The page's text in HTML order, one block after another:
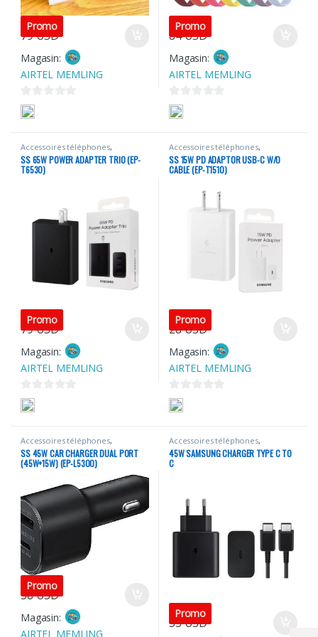
Promo
79USD
Magasin:
AIRTEL MEMLING
0
s
r
5
Promo
84USD
Magasin:
AIRTEL MEMLING
0
s
r
5
Accessoires téléphones,
Portables
SS 65W POWER ADAPTER TRIO (EP-
T6530)
Promo
79USD
Magasin:
AIRTEL MEMLING
0
s
r
5
Accessoires téléphones,
Portables
SS 15W PD ADAPTOR USB-C W/O
CABLE (EP-T1510)
Promo
28USD
Magasin:
AIRTEL MEMLING
0
s
r
5
Accessoires téléphones,
Portables
SS 45W CAR CHARGER DUAL PORT
(45W+15W) (EP-L5300)
Promo
58USD
Magasin:
AIRTEL MEMLING
Accessoires téléphones,
Portables
45W SAMSUNG CHARGER TYPE C TO
C
Promo
55USD